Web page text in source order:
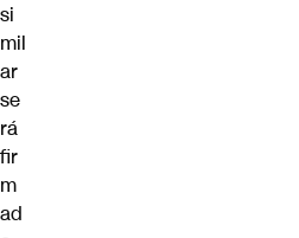
si
mil
ar
se
rá
fir
m
ad